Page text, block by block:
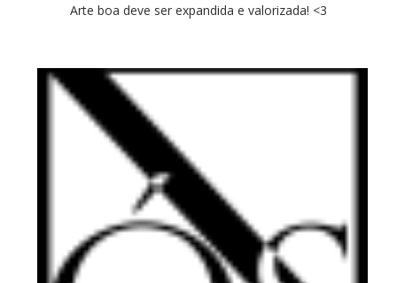
Arte boa deve ser expandida e valorizada! <3